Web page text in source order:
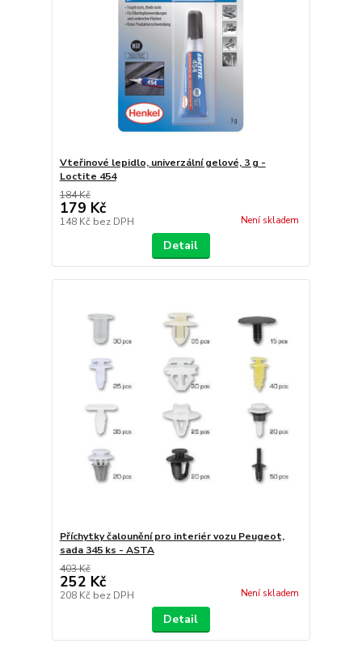
Vteřinové lepidlo, univerzální gelové, 3 g -
Loctite 454
184 Kč
179 Kč
148 Kč bez DPH Není skladem
Detail
Příchytky čalounění pro interiér vozu Peugeot,
sada 345 ks - ASTA
403 Kč
252 Kč
208 Kč bez DPH Není skladem
Detail